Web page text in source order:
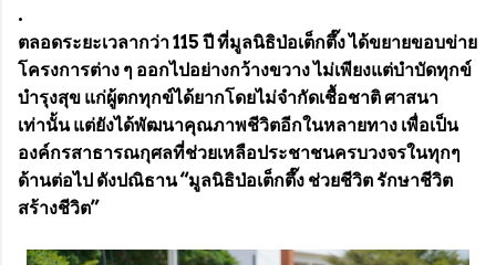
.
ตลอดระยะเวลากว่า 115 ปี ที่มูลนิธิป่อเต็กตึ๊ง ได้ขยายขอบข่าย
โครงการต่าง ๆ ออกไปอย่างกว้างขวาง ไม่เพียงแต่บำบัดทุกข์
บำรุงสุข แก่ผู้ตกทุกข์ได้ยากโดยไม่จำกัดเชื้อชาติ ศาสนา
เท่านั้น แต่ยังได้พัฒนาคุณภาพชีวิตอีกในหลายทาง เพื่อเป็น
องค์กรสาธารณกุศลที่ช่วยเหลือประชาชนครบวงจรในทุกๆ
ด้านต่อไป ดังปณิธาน “มูลนิธิป่อเต็กตึ๊ง ช่วยชีวิต รักษาชีวิต
สร้างชีวิต”